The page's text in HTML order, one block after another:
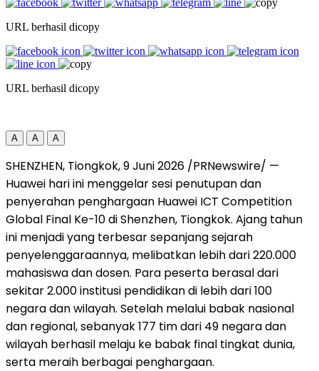
URL berhasil dicopy
URL berhasil dicopy
A A A
SHENZHEN, Tiongkok, 9 Juni 2026 /PRNewswire/ —
Huawei hari ini menggelar sesi penutupan dan
penyerahan penghargaan Huawei ICT Competition
Global Final Ke-10 di Shenzhen, Tiongkok. Ajang tahun
ini menjadi yang terbesar sepanjang sejarah
penyelenggaraannya, melibatkan lebih dari 220.000
mahasiswa dan dosen. Para peserta berasal dari
sekitar 2.000 institusi pendidikan di lebih dari 100
negara dan wilayah. Setelah melalui babak nasional
dan regional, sebanyak 177 tim dari 49 negara dan
wilayah berhasil melaju ke babak final tingkat dunia,
serta meraih berbagai penghargaan.